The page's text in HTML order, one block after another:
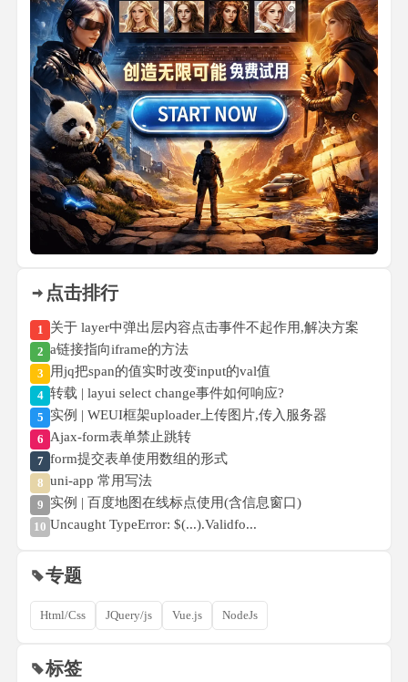
点击排行
1 关于 layer中弹出层内容点击事件不起作用,解决方案
2 a链接指向iframe的方法
3 用jq把span的值实时改变input的val值
4 转载 | layui select change事件如何响应?
5 实例 | WEUI框架uploader上传图片,传入服务器
6 Ajax-form表单禁止跳转
7 form提交表单使用数组的形式
8 uni-app 常用写法
9 实例 | 百度地图在线标点使用(含信息窗口)
10 Uncaught TypeError: $(...).Validfo...
专题
Html/Css JQuery/js Vue.js NodeJs
标签